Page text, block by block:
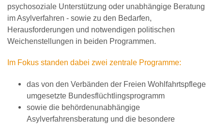
psychosoziale Unterstützung oder unabhängige Beratung
im Asylverfahren - sowie zu den Bedarfen,
Herausforderungen und notwendigen politischen
Weichenstellungen in beiden Programmen.
Im Fokus standen dabei zwei zentrale Programme:
das von den Verbänden der Freien Wohlfahrtspflege
umgesetzte Bundesflüchtlingsprogramm
sowie die behördenunabhängige
Asylverfahrensberatung und die besondere